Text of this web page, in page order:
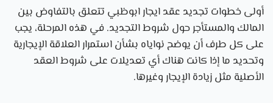
أولى خطوات تجديد عقد ايجار ابوظبي تتعلق بالتفاوض بين
المالك والمستأجر حول شروط التجديد. في هذه المرحلة، يجب
على كل طرف أن يوضح نواياه بشأن استمرار العلاقة الإيجارية
وتحديد ما إذا كانت هناك أي تعديلات على شروط العقد
الأصلية مثل زيادة الإيجار وغيرها.